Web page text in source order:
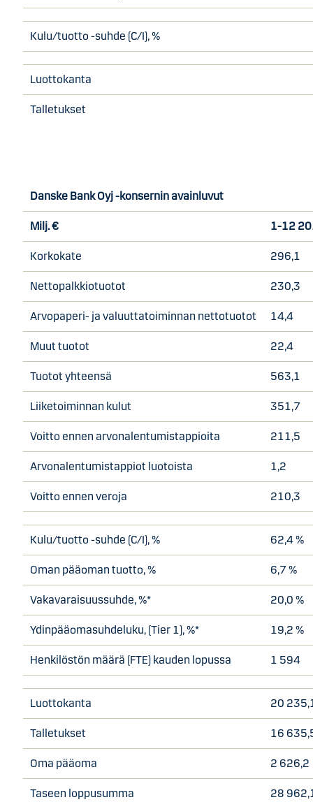
Kulu/tuotto -suhde (C/I), %
Luottokanta
Talletukset
Danske Bank Oyj -konsernin avainluvut
Milj. € 1-12
Korkokate 296,1
Nettopalkkiotuotot 230,3
Arvopaperi- ja valuuttatoiminnan nettotuotot 14,4
Muut tuotot 22,4
Tuotot yhteensä 563,1
Liiketoiminnan kulut 351,7
Voitto ennen arvonalentumistappioita 211,5
Arvonalentumistappiot luotoista 1,2
Voitto ennen veroja 210,3
Kulu/tuotto -suhde (C/I), % 62,4 %
Oman pääoman tuotto, % 6,7 %
Vakavaraisuussuhde, %* 20,0 %
Ydinpääomasuhdeluku, (Tier 1), %* 19,2 %
Henkilöstön määrä (FTE) kauden lopussa 1 594
Luottokanta 20
Talletukset 16
Oma pääoma 2 626,2
Taseen loppusumma 28